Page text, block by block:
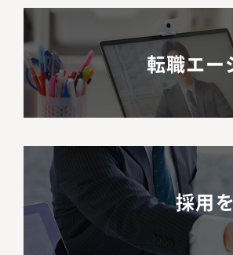
転職エー
採用